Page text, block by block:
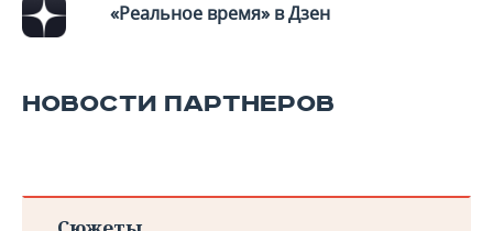
«Реальное время» в Дзен
НОВОСТИ ПАРТНЕРОВ